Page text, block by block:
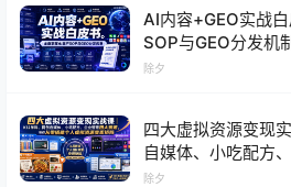
AI内容+GEO实战
SOP与GEO分发机
除夕
四大虚拟资源变现
自媒体、小吃配方
你从零搭建个人虚
除夕